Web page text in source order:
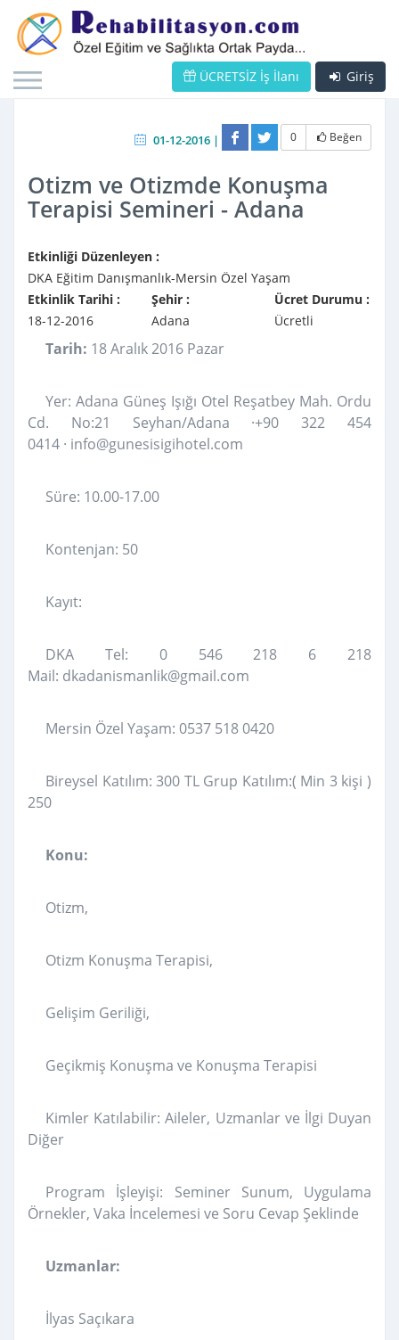
Giriş
ÜCRETSİZ İş İlanı
01-12-2016 | 0 Beğen
Otizm ve Otizmde Konuşma
Terapisi Semineri - Adana
Etkinliği Düzenleyen :
DKA Eğitim Danışmanlık-Mersin Özel Yaşam
Etkinlik Tarihi :
18-12-2016
Şehir :
Adana
Ücret Durumu :
Ücretli
Tarih: 18 Aralık 2016 Pazar
Yer: Adana Güneş Işığı Otel Reşatbey Mah. Ordu
Cd. No:21 Seyhan/Adana ·+90 322 454
0414 · info@gunesisigihotel.com
Süre: 10.00-17.00
Kontenjan: 50
Kayıt:
DKA Tel: 0 546 218 6 218
Mail: dkadanismanlik@gmail.com
Mersin Özel Yaşam: 0537 518 0420
Bireysel Katılım: 300 TL Grup Katılım:( Min 3 kişi )
250
Konu:
Otizm,
Otizm Konuşma Terapisi,
Gelişim Geriliği,
Geçikmiş Konuşma ve Konuşma Terapisi
Kimler Katılabilir: Aileler, Uzmanlar ve İlgi Duyan
Diğer
Program İşleyişi: Seminer Sunum, Uygulama
Örnekler, Vaka İncelemesi ve Soru Cevap Şeklinde
Uzmanlar:
İlyas Saçıkara